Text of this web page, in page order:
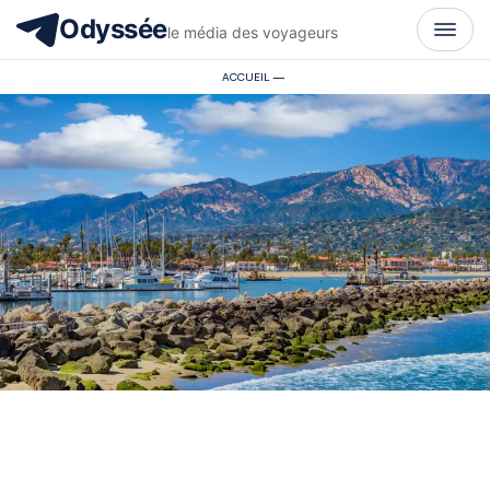
Odysséele média des voyageurs
ACCUEIL —